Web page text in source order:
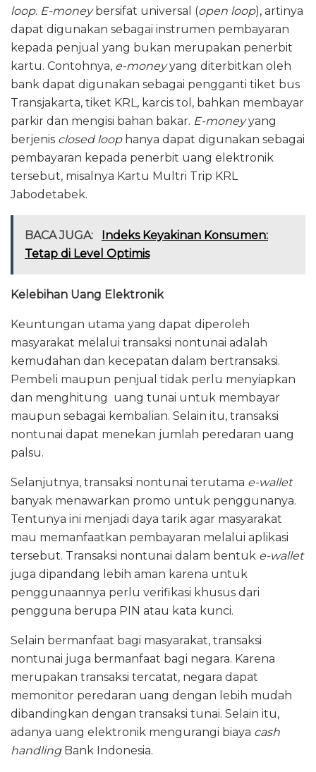
loop. E-moneybersifat universal (open loop), artinya
dapat digunakan sebagai instrumen pembayaran
kepada penjual yang bukan merupakan penerbit
kartu. Contohnya, e-moneyyang diterbitkan oleh
bank dapat digunakan sebagai pengganti tiket bus
Transjakarta, tiket KRL, karcis tol, bahkan membayar
parkir dan mengisi bahan bakar. E-moneyyang
berjenis closed loophanya dapat digunakan sebagai
pembayaran kepada penerbit uang elektronik
tersebut, misalnya Kartu Multri Trip KRL
Jabodetabek.
BACA JUGA:
Indeks Keyakinan Konsumen:
Tetap di Level Optimis
Kelebihan Uang Elektronik
Keuntungan utama yang dapat diperoleh
masyarakat melalui transaksi nontunai adalah
kemudahan dan kecepatan dalam bertransaksi.
Pembeli maupun penjual tidak perlu menyiapkan
dan menghitung uang tunai untuk membayar
maupun sebagai kembalian. Selain itu, transaksi
nontunai dapat menekan jumlah peredaran uang
palsu.
Selanjutnya, transaksi nontunai terutama e-wallet
banyak menawarkan promo untuk penggunanya.
Tentunya ini menjadi daya tarik agar masyarakat
mau memanfaatkan pembayaran melalui aplikasi
tersebut. Transaksi nontunai dalam bentuk e-wallet
juga dipandang lebih aman karena untuk
penggunaannya perlu verifikasi khusus dari
pengguna berupa PIN atau kata kunci.
Selain bermanfaat bagi masyarakat, transaksi
nontunai juga bermanfaat bagi negara. Karena
merupakan transaksi tercatat, negara dapat
memonitor peredaran uang dengan lebih mudah
dibandingkan dengan transaksi tunai. Selain itu,
adanya uang elektronik mengurangi biaya cash
handlingBank Indonesia.